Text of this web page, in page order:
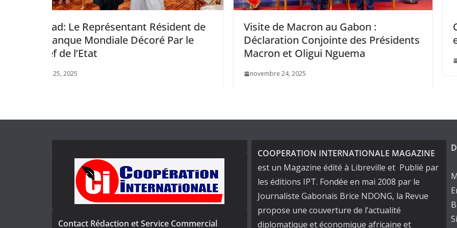
Résident de
Décoré Par le
Visite de Macron au Gabon :
Déclaration Conjointe des Présidents
Macron et Oligui Nguema
Congo -Bissau: Le
en visite à
Contact Rédaction et Service Commercial
COOPERATION INTERNATIONALE MAGAZINE
est un Magazine édité à Libreville et Publié par
les éditions IPT. Fondée en mai 2008 par le
Journaliste Gabonais Brice NDONG, la Revue
propose une couverture de l’actualité
diplomatique et économique africaine et